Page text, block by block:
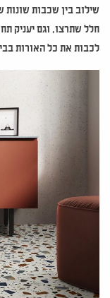
שילוב בין שכבות שונות
חלל שתרצו, וגם יעניק
לכבות את כל האורות